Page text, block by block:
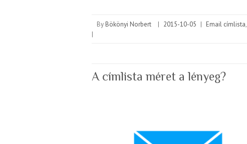
By Bökönyi Norbert | 2015-10-05 | Email címlista,
|
A címlista méret a lényeg?